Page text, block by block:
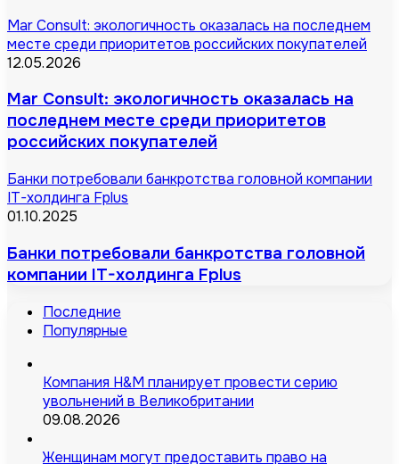
Mar Consult: экологичность оказалась на последнем
месте среди приоритетов российских покупателей
12.05.2026
Mar Consult: экологичность оказалась на
последнем месте среди приоритетов
российских покупателей
Банки потребовали банкротства головной компании
IT-холдинга Fplus
01.10.2025
Банки потребовали банкротства головной
компании IT-холдинга Fplus
Последние
Популярные
Компания H&M планирует провести серию
увольнений в Великобритании
09.08.2026
Женщинам могут предоставить право на